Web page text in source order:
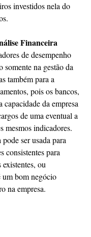
investidos nela do
Financeira
de desempenho
somente na gestão da
também para a
pois os bancos,
capacidade da empresa
de uma eventual a
mesmos indicadores.
ser usada para
consistentes para
ou
um bom negócio
na empresa.